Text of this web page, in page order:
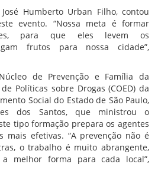
Humberto Urban Filho, contou
evento. “Nossa meta é formar
para que eles levem os
frutos para nossa cidade”,
de Prevenção e Família da
Políticas sobre Drogas (COED) da
Social do Estado de São Paulo,
dos Santos, que ministrou o
tipo formação prepara os agentes
mais efetivas. “A prevenção não é
o trabalho é muito abrangente,
melhor forma para cada local”,